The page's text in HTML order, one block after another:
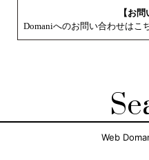
【お問
Domaniへのお問い合わせはこ
Web